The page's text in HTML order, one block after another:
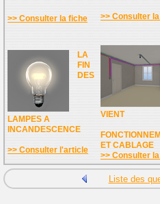
>> Consulter la fiche >> Consulter
LA
FIN
DES
LAMPES A
INCANDESCENCE
>> Consulter l'article
VIENT
ET CABLAGE
>> Consulter
Liste des